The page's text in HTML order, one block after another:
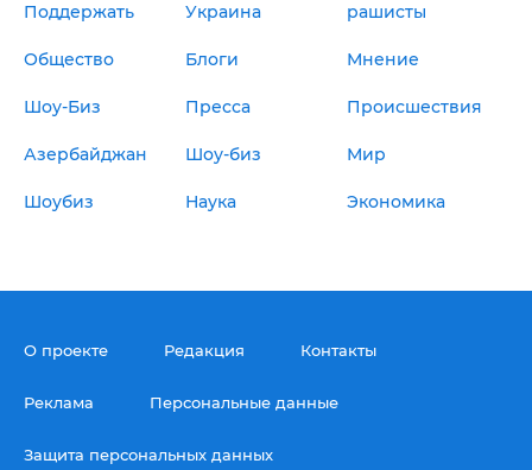
Поддержать Украина рашисты
Общество Блоги Мнение
Шоу-Биз Пресса Происшествия
Азербайджан Шоу-биз Мир
Шоубиз Наука Экономика
О проекте Редакция Контакты
Реклама Персональные данные
Защита персональных данных